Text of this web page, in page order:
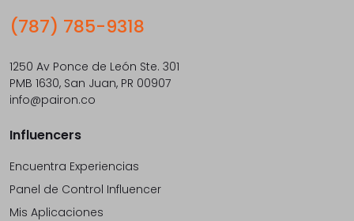
(787) 785-9318
1250 Av Ponce de León Ste. 301
PMB 1630, San Juan, PR 00907
info@pairon.co
Influencers
Encuentra Experiencias
Panel de Control Influencer
Mis Aplicaciones